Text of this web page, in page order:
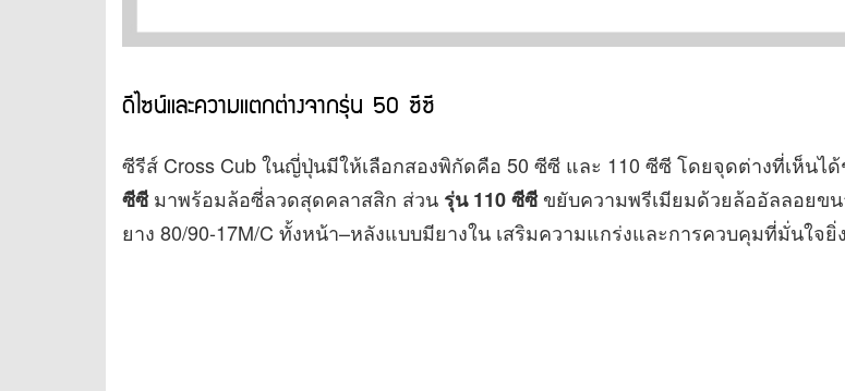
ดีไซน์และความแตกต่างจากรุ่น 50 ซีซี
ซีรีส์ Cross Cub ในญี่ปุ่นมีให้เลือกสองพิกัดคือ 50 ซีซี และ 110 ซีซี โดยจุดต่างที่เห็นไ
ซีซีมาพร้อมล้อซี่ลวดสุดคลาสสิก ส่วน รุ่น 110 ซีซีขยับความพรีเมียมด้วยล้ออัลลอยขน
ยาง 80/90-17M/C ทั้งหน้า–หลังแบบมียางใน เสริมความแกร่งและการควบคุมที่มั่นใจยิ่